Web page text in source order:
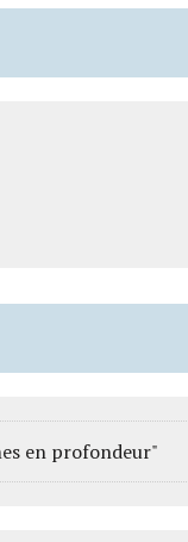
en profondeur"